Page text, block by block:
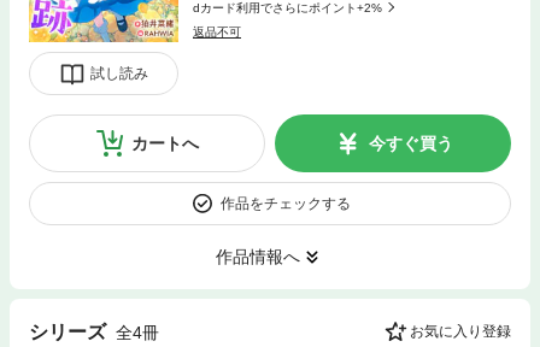
試し読み
dカード利用でさらにポイント+2%
返品不可
カートへ 今すぐ買う
作品をチェックする
作品情報へ
シリーズ 全4冊 お気に入り登録